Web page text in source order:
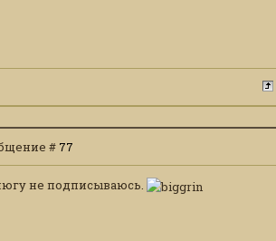
# 77
не подписываюсь.